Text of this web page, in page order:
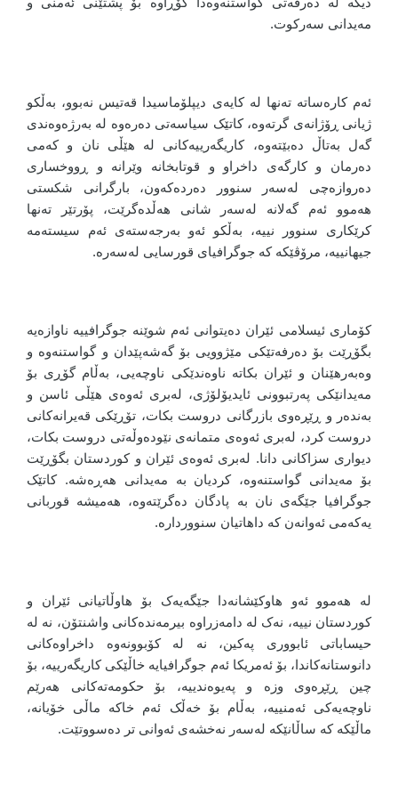
مەیدانی سەرکوت.
ئەم کارەساتە تەنها لە کایەی دیپلۆماسیدا قەتیس نەبوو، بەڵکو
ژیانی ڕۆژانەی گرتەوە، کاتێک سیاسەتی دەرەوە لە بەرژەوەندی
گەل بەتاڵ دەبێتەوە، کاریگەرییەکانی لە هێڵی نان و کەمی
دەرمان و کارگەی داخراو و قوتابخانە وێرانە و ڕووخساری
دەروازەچی لەسەر سنوور دەردەکەون، بارگرانی شکستی
هەموو ئەم گەلانە لەسەر شانی هەڵدەگرێت، پۆرتێر تەنها
کرێکاری سنوور نییە، بەڵکو ئەو بەرجەستەی ئەم سیستەمە
جیهانییە، مرۆڤێکە کە جوگرافیای قورسایی لەسەرە.
کۆماری ئیسلامی ئێران دەیتوانی ئەم شوێنە جوگرافییە ناوازەیە
بگۆڕێت بۆ دەرفەتێکی مێژوویی بۆ گەشەپێدان و گواستنەوە و
وەبەرهێنان و ئێران بکاتە ناوەندێکی ناوچەیی، بەڵام گۆڕی بۆ
مەیدانێکی پەرتبوونی ئایدیۆلۆژی، لەبری ئەوەی هێڵی ئاسن و
بەندەر و ڕێڕەوی بازرگانی دروست بکات، تۆڕێکی قەیرانەکانی
دروست کرد، لەبری ئەوەی متمانەی نێودەوڵەتی دروست بکات،
دیواری سزاکانی دانا. لەبری ئەوەی ئێران و کوردستان بگۆڕێت
بۆ مەیدانی گواستنەوە، کردیان بە مەیدانی هەڕەشە. کاتێک
جوگرافیا جێگەی نان بە پادگان دەگرێتەوە، هەمیشە قوربانی
یەکەمی ئەوانەن کە داهاتیان سنووردارە.
له هەموو ئەو هاوکێشانەدا جێگەیەک بۆ هاوڵاتیانی ئێران و
کوردستان نییە، نەک لە دامەزراوە بیرمەندەکانی واشنتۆن، نە لە
حیساباتی ئابووری پەکین، نە لە کۆبوونەوە داخراوەکانی
دانوستانەکاندا، بۆ ئەمریکا ئەم جوگرافیایە خاڵێکی کاریگەرییە، بۆ
چین ڕێڕەوی وزە و پەیوەندییە، بۆ حکومەتەکانی هەرێم
ناوچەیەکی ئەمنییە، بەڵام بۆ خەڵک ئەم خاکە ماڵی خۆیانە،
ماڵێکە کە ساڵانێکە لەسەر نەخشەی ئەوانی تر دەسووتێت.